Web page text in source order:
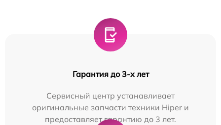
Гарантия до 3-х лет
Сервисный центр устанавливает
оригинальные запчасти техники Hiper и
предоставляет гарантию до 3 лет.